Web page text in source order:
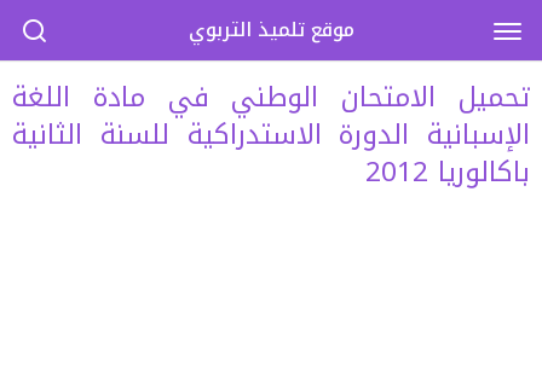
تحميل الامتحان الوطني في مادة اللغة
الإسبانية الدورة الاستدراكية للسنة الثانية
باكالوريا 2012
موقع تلميذ التربوي